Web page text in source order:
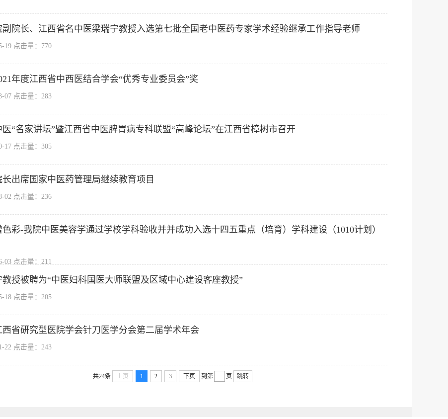
院长、江西省名中医梁瑞宁教授入选第七批全国老中医药专家学术经验继承工作指导老师
19 点击量： 770
年度江西省中西医结合学会“优秀专业委员会”奖
07 点击量： 283
“名家讲坛”暨江西省中医脾胃病专科联盟“高峰论坛”在江西省樟树市召开
17 点击量： 305
出席国家中医药管理局继续教育项目
02 点击量： 236
彩-我院中医美容学通过学校学科验收并并成功入选十四五重点（培育）学科建设（1010计划）
03 点击量： 211
授被聘为“中医妇科国医大师联盟及区域中心建设客座教授”
18 点击量： 205
西省研究型医院学会针刀医学分会第二届学术年会
22 点击量： 243
共24条 上页 1 2 3 下页 到第 页 跳转